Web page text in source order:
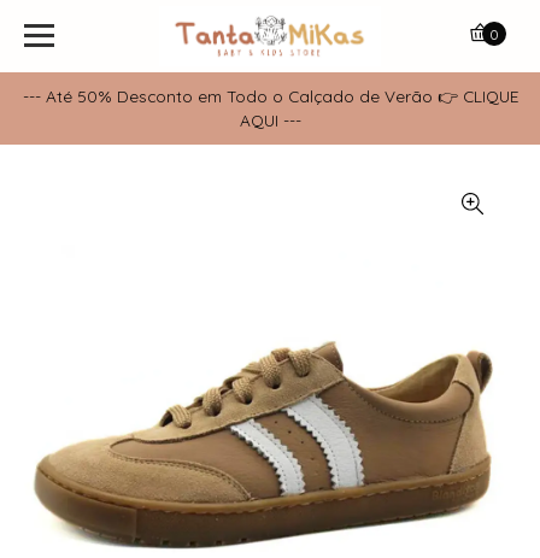
--- Até 50% Desconto em Todo o Calçado de Verão 👉 CLIQUE
AQUI ---
0